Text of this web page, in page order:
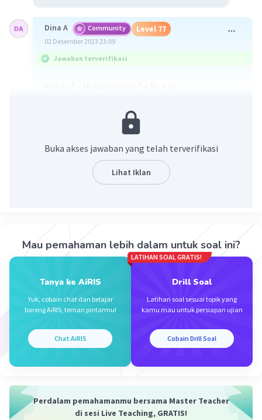
Dina A Community Level 77
02 Desember 2023 23:09
Jawaban terverifikasi
+ 2ab + b2
f(x) / √g(x)
2 - 16) / √(x 2
+ 8x + 16)
= (x + 4) (x - 4) / √(x + 4)2
= (x + 4) (x - 4) / (x + 4)
Buka akses jawaban yang telah terverifikasi
Lihat Iklan
Mau pemahaman lebih dalam untuk soal ini?
Tanya ke AiRIS
Yuk, cobain chat dan belajar
bareng AiRIS, teman pintarmu!
Chat AiRIS
LATIHAN SOAL GRATIS!
Drill Soal
Latihan soal sesuai topik yang
kamu mau untuk persiapan ujian
Cobain Drill Soal
Perdalam pemahamanmu bersama Master Teacher
di sesi Live Teaching, GRATIS!